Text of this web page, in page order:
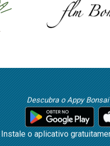
Descubra o Appy
Instale o aplicativo